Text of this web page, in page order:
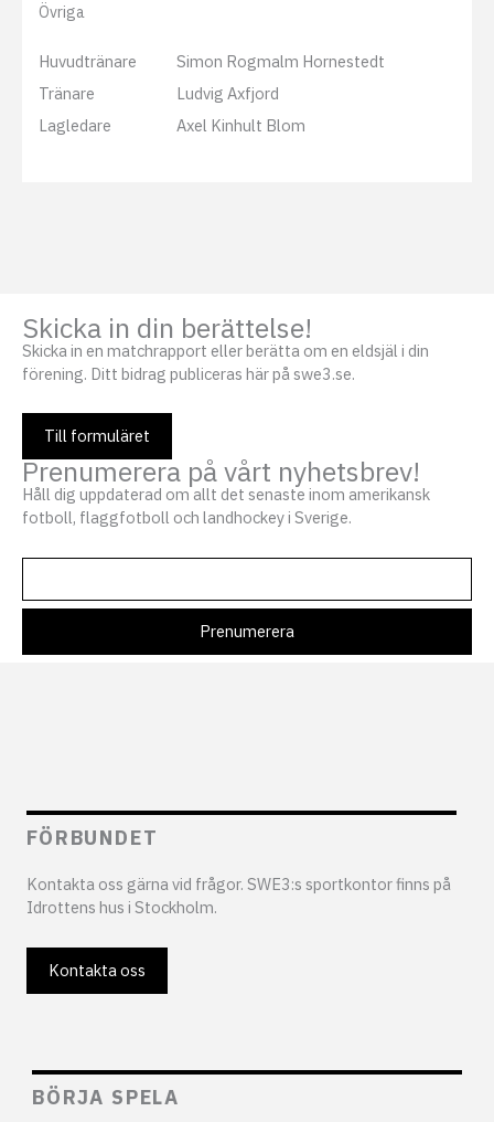
Övriga
Huvudtränare
Simon Rogmalm Hornestedt
Tränare
Ludvig Axfjord
Lagledare
Axel Kinhult Blom
Skicka in din berättelse!
Skicka in en matchrapport eller berätta om en eldsjäl i din
förening. Ditt bidrag publiceras här på swe3.se.
Till formuläret
Prenumerera på vårt nyhetsbrev!
Håll dig uppdaterad om allt det senaste inom amerikansk
fotboll, flaggfotboll och landhockey i Sverige.
FÖRBUNDET
Kontakta oss gärna vid frågor. SWE3:s sportkontor finns på
Idrottens hus i Stockholm.
Kontakta oss
BÖRJA SPELA